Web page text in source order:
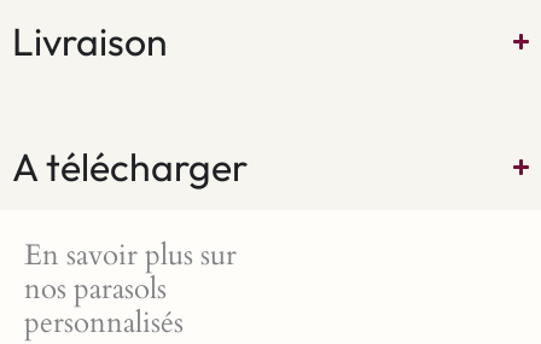
Livraison
A télécharger
En savoir plus sur
nos parasols
personnalisés